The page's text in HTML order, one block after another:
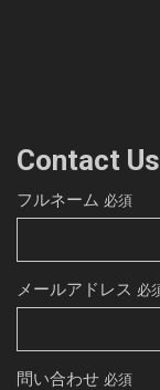
Contact Us
フルネーム 必須
メールアドレス 必
問い合わせ 必須